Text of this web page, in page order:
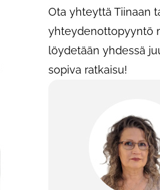
Ota yhteyttä Tiinaan
yhteydenottopyyntö
löydetään yhdessä
sopiva ratkaisu!